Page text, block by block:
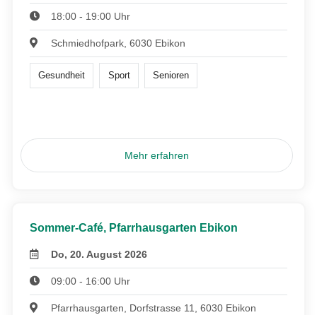
18:00 - 19:00 Uhr
Schmiedhofpark, 6030 Ebikon
Gesundheit Sport Senioren
Mehr erfahren
Sommer-Café, Pfarrhausgarten Ebikon
Do, 20. August 2026
09:00 - 16:00 Uhr
Pfarrhausgarten, Dorfstrasse 11, 6030 Ebikon